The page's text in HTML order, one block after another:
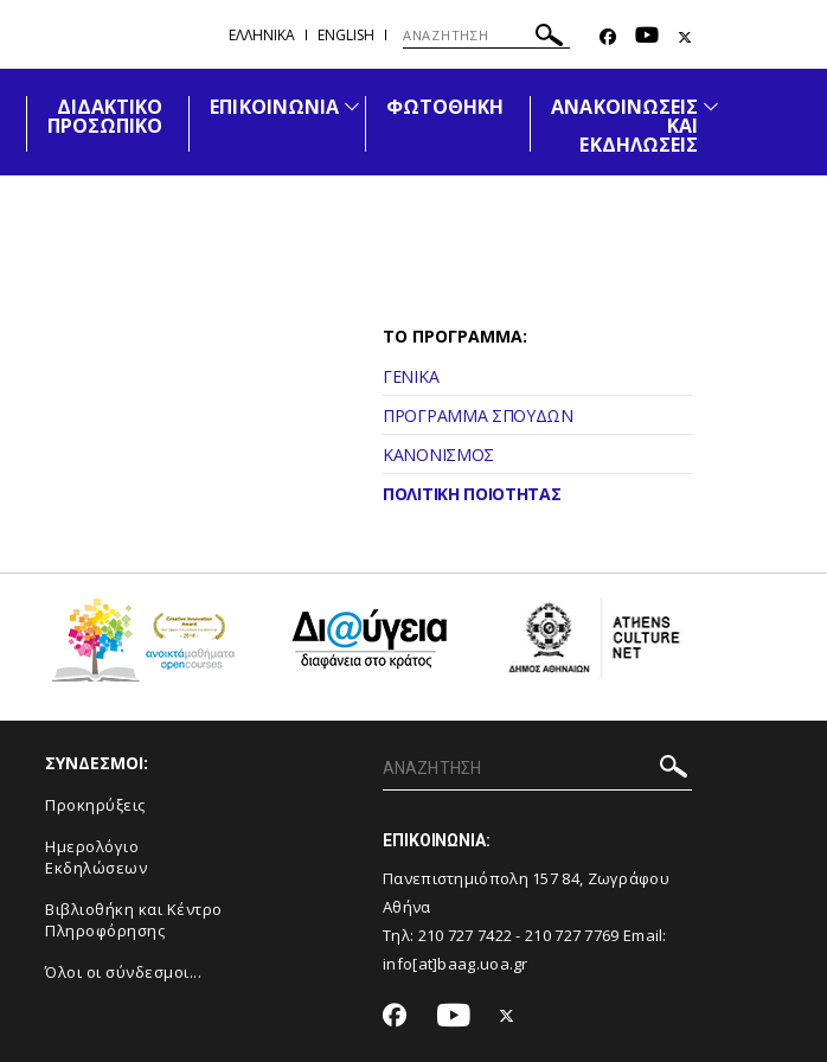
ΕΛΛΗΝΙΚΑ ENGLISH
ΔΙΔΑΚΤΙΚΟ
ΠΡΟΣΩΠΙΚΟ
ΕΠΙΚΟΙΝΩΝΙΑ ΦΩΤΟΘΗΚΗ ΑΝΑΚΟΙΝΩΣΕΙΣ
ΚΑΙ
ΕΚΔΗΛΩΣΕΙΣ
ΤΟ ΠΡΟΓΡΑΜΜΑ:
ΓΕΝΙΚΑ
ΠΡΟΓΡΑΜΜΑ ΣΠΟΥΔΩΝ
ΚΑΝΟΝΙΣΜΟΣ
ΠΟΛΙΤΙΚΗ ΠΟΙΟΤΗΤΑΣ
ΣΥΝΔΕΣΜΟΙ:
Προκηρύξεις
Ημερολόγιο
Εκδηλώσεων
Βιβλιοθήκη και Κέντρο
Πληροφόρησης
Όλοι οι σύνδεσμοι...
ΕΠΙΚΟΙΝΩΝΙΑ:
Πανεπιστημιόπολη 157 84, Ζωγράφου
Αθήνα
Τηλ: 210 727 7422-210 727 7769 Email:
info[at]baag.uoa.gr